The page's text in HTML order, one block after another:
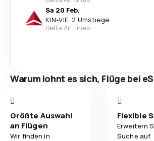
Sa 20 Feb.
KIN-VIE· 2 Umstiege
Delta Air Lines
Warum lohnt es sich, Flüge bei
Größte Auswahl
an Flügen
Wir finden in
Flexible
Erweitern
Suche auf